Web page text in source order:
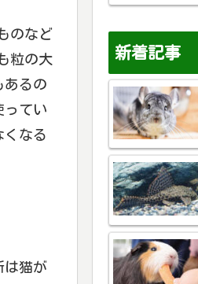
のなど
粒の大
あるの
ってい
くなる
は猫が
新着記事